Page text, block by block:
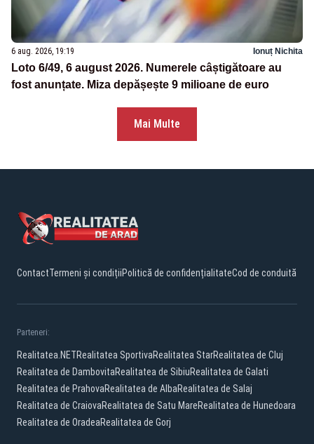
6 aug. 2026, 19:19 Ionuț Nichita
Loto 6/49, 6 august 2026. Numerele câștigătoare au
fost anunțate. Miza depășește 9 milioane de euro
Mai Multe
ContactTermeni și condițiiPolitică de confidențialitateCod de conduită
Parteneri:
Realitatea.NETRealitatea SportivaRealitatea StarRealitatea de Cluj
Realitatea de DambovitaRealitatea de SibiuRealitatea de Galati
Realitatea de PrahovaRealitatea de AlbaRealitatea de Salaj
Realitatea de CraiovaRealitatea de Satu MareRealitatea de Hunedoara
Realitatea de OradeaRealitatea de Gorj